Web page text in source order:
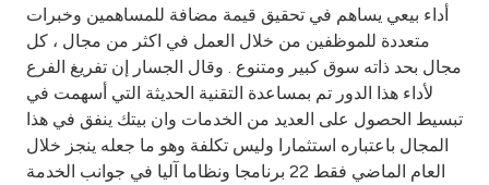
أداء بيعي يساهم في تحقيق قيمة مضافة للمساهمين وخبرات
متعددة للموظفين من خلال العمل في اكثر من مجال ، كل
مجال بحد ذاته سوق كبير ومتنوع . وقال الجسار إن تفريغ الفرع
لأداء هذا الدور تم بمساعدة التقنية الحديثة التي أسهمت في
تبسيط الحصول على العديد من الخدمات وان بيتك ينفق في هذا
المجال باعتباره استثمارا وليس تكلفة وهو ما جعله ينجز خلال
العام الماضي فقط 22 برنامجا ونظاما آليا في جوانب الخدمة